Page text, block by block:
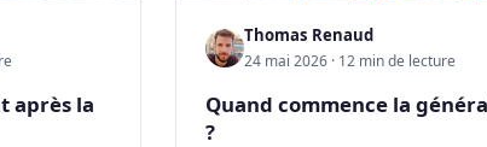
après la
Thomas Renaud
24 mai 2026 · 12 min de lecture
Quand commence la
?